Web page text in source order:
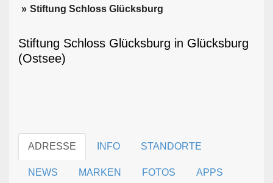
Stiftung Schloss Glücksburg
Stiftung Schloss Glücksburg in Glücksburg
(Ostsee)
ADRESSE INFO STANDORTE
NEWS MARKEN FOTOS APPS